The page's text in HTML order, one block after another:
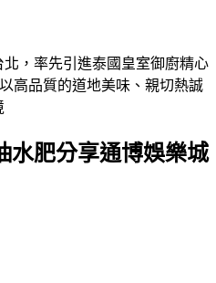
，率先引進泰國皇室御廚精心
高品質的道地美味、親切熱誠
水肥分享通博娛樂城